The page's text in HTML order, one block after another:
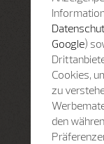
Google)
Cookies,
zu
den